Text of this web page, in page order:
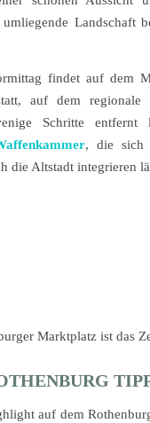
Landschaft
findet auf dem
auf dem regionale
Schritte entfernt
, die sich
die Altstadt integrieren
Marktplatz ist das
auf dem